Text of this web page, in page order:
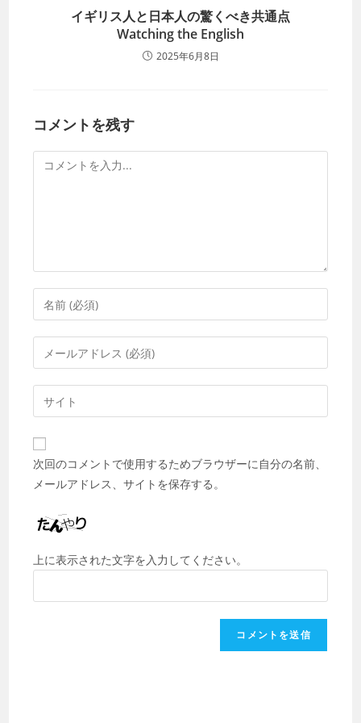
イギリス人と日本人の驚くべき共通点
Watching the English
2025年6月8日
コメントを残す
次回のコメントで使用するためブラウザーに自分の名前、
メールアドレス、サイトを保存する。
上に表示された文字を入力してください。